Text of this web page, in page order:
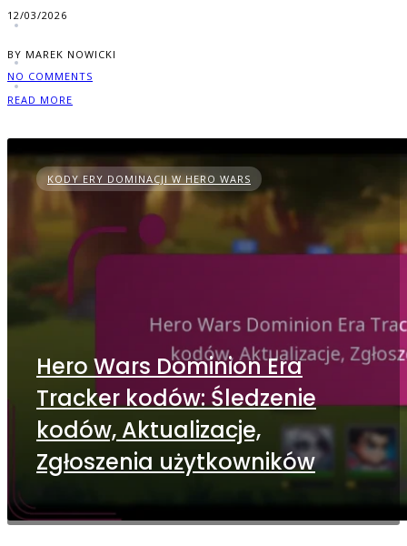
12/03/2026
BY MAREK NOWICKI
NO COMMENTS
READ MORE
KODY ERY DOMINACJI W HERO WARS
Hero Wars Dominion Era
Tracker kodów: Śledzenie
kodów, Aktualizacje,
Zgłoszenia użytkowników